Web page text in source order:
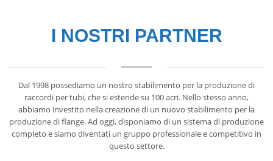
I NOSTRI PARTNER
Dal 1998 possediamo un nostro stabilimento per la produzione di
raccordi per tubi, che si estende su 100 acri. Nello stesso anno,
abbiamo investito nella creazione di un nuovo stabilimento per la
produzione di flange. Ad oggi, disponiamo di un sistema di produzione
completo e siamo diventati un gruppo professionale e competitivo in
questo settore.